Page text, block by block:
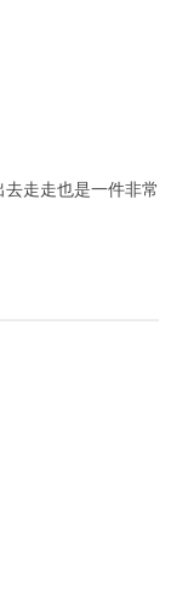
走走也是一件非常